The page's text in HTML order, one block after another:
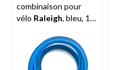
combinaison pour
vélo Raleigh, bleu, 12